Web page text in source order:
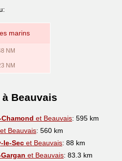
marins
NM
NM
Beauvais
et Beauvais: 595 km
et Beauvais: 560 km
le-Sec et Beauvais: 88 km
et Beauvais: 83.3 km